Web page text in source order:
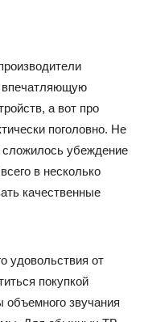
впечатляющую
а вот про
поголовно. Не
сложилось убеждение
в несколько
качественные
удовольствия от
покупкой
звучания